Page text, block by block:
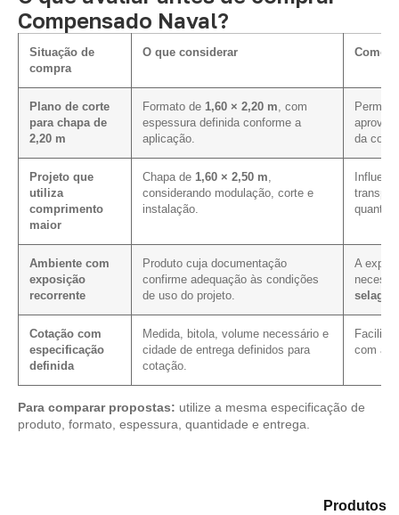
Compensado Naval?
Situação de
compra
O que considerar Como
Plano de corte
para chapa de
2,20 m
Formato de 1,60 × 2,20 m , com
espessura definida conforme a
aplicação.
Permite
da
Projeto que
utiliza
comprimento
maior
Chapa de 1,60 × 2,50 m
considerando modulação, corte e
instalação.
Ambiente com
exposição
recorrente
Produto cuja documentação
confirme adequação às condições
de uso do projeto.
A
Cotação com
especificação
definida
Medida, bitola, volume necessário e
cidade de entrega definidos para
cotação.
Facilita
com as
Para comparar propostas: utilize a mesma especificação de
produto, formato, espessura, quantidade e entrega.
Produtos